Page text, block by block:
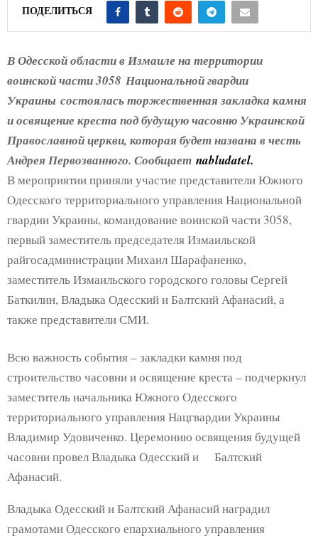
ПОДЕЛИТЬСЯ
В Одесской области в Измаиле на территории
воинской части 3058 Национальной гвардии
Украины состоялась торжественная закладка камня
и освящение креста под будущую часовню Украинской
Православной церкви, которая будет названа в честь
Андрея Первозванного. Сообщает nabludatel.
В мероприятии приняли участие представители Южного
Одесского территориального управления Национальной
гвардии Украины, командование воинской части 3058,
первый заместитель председателя Измаильской
райгосадминистрации Михаил Шарафаненко,
заместитель Измаильского городского головы Сергей
Баткилин, Владыка Одесский и Балтский Афанасий, а
также представители СМИ.
Всю важность события – закладки камня под
строительство часовни и освящение креста – подчеркнул
заместитель начальника Южного Одесского
территориального управления Нацгвардии Украины
Владимир Удовиченко. Церемонию освящения будущей
часовни провел Владыка Одесский и Балтский
Афанасий.
Владыка Одесский и Балтский Афанасий наградил
грамотами Одесского епархиального управления